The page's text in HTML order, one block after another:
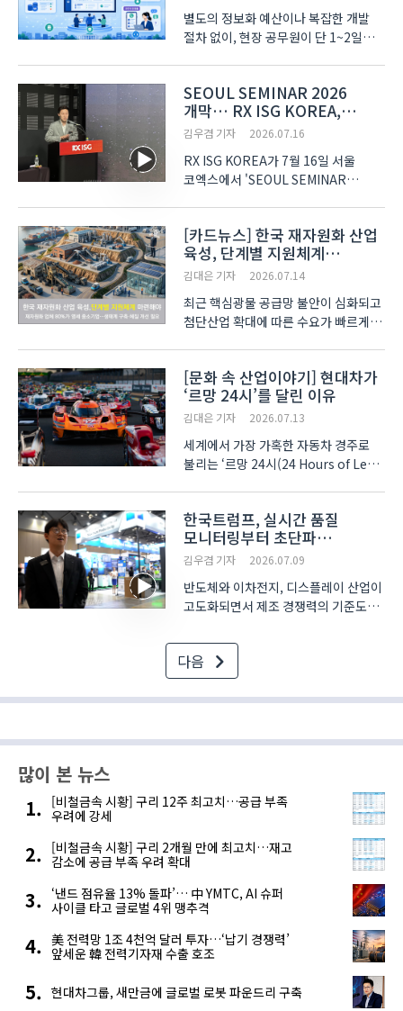
별도의 정보화 예산이나 복잡한 개발
절차 없이, 현장 공무원이 단 1~2일
행정안전부는 지난 3일 시범운영에
들어간 ‘AI 정부 실험실’에서
공무원들이 구현한 예산 검색, 민원 ..
SEOUL SEMINAR 2026
개막… RX ISG KOREA,
국가별 맞춤형 해외시장 진출
김우겸 기자 2026.07.16
RX ISG KOREA가 7월 16일 서울
코엑스에서 'SEOUL SEMINAR
활용 방안을 공유했다. 이번 세미나는
개회사를 시작으로 중국, 프랑스, 태국,
일본, CX(Customer E..
[카드뉴스] 한국 재자원화 산업
육성, 단계별 지원체계
마련해야
김대은 기자 2026.07.14
최근 핵심광물 공급망 불안이 심화되고
첨단산업 확대에 따른 수요가 빠르게
재자원화 산업 생태계’를 체계적으로
구축해야 한다는 제언이 나왔습니다.
국립한국해양대학교 유..
[문화 속 산업이야기] 현대차가
‘르망 24시’를 달린 이유
김대은 기자 2026.07.13
세계에서 가장 가혹한 자동차 경주로
불리는 ‘르망 24시(24 Hours of Le
쉬지 않고 달리는 이 레이스는 단순한
스포츠 이벤트가 아니다. 자동차
제조사들의 기술과 내구성 등 ..
한국트럼프, 실시간 품질
모니터링부터 초단파
레이저까지 공개… AI 기반
김우겸 기자 2026.07.09
반도체와 이차전지, 디스플레이 산업이
고도화되면서 제조 경쟁력의 기준도
것을 넘어 공정 중 발생하는 품질
편차를 실시간으로 관리하고, 초미세
가공의 정밀도를 높이는 기술이 생산
현장의 핵심 과제로 떠오..
다음
많이 본 뉴스
[비철금속 시황] 구리 12주 최고치…공급 부족
우려에 강세
[비철금속 시황] 구리 2개월 만에 최고치…재고
감소에 공급 부족 우려 확대
‘낸드 점유율 13% 돌파’… 中 YMTC, AI 슈퍼
사이클 타고 글로벌 4위 맹추격
美 전력망 1조 4천억 달러 투자…‘납기 경쟁력’
앞세운 韓 전력기자재 수출 호조
현대차그룹, 새만금에 글로벌 로봇 파운드리 구축